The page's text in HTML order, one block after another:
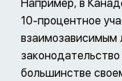
Например, в
10-процентное
взаимозависимым
большинстве